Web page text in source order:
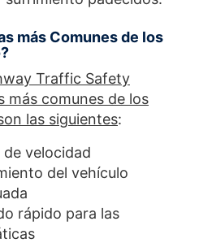
más Comunes de los
Traffic Safety
más comunes de los
las siguientes:
de velocidad
del vehículo
rápido para las